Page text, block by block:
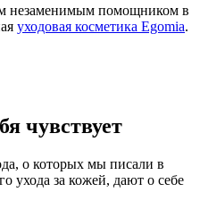
незаменимым помощником в
уходовая косметика Egomia.
чувствует
о которых мы писали в
ухода за кожей, дают о себе